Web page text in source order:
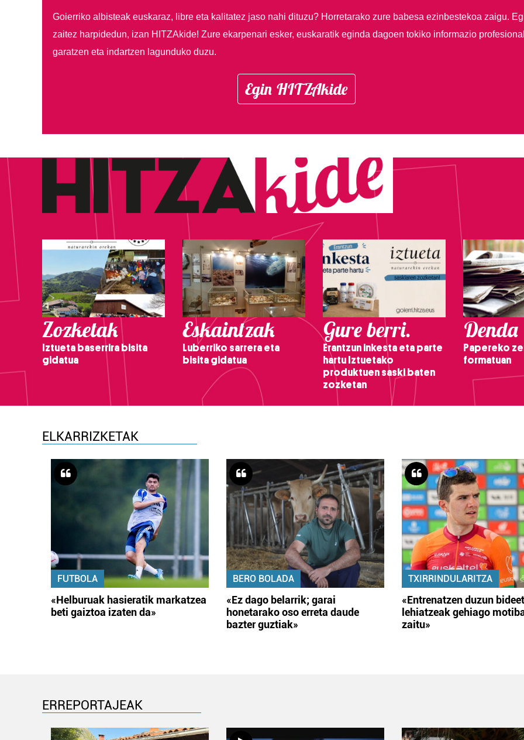
Goierriko albisteak euskaraz, libre eta kalitatez jaso nahi dituzu? Horretarako zure babesa ezinbestekoa zaigu.
zaitez harpidedun, izan HITZAkide! Zure ekarpenari esker, euskaratik eginda dagoen tokiko informazio
garatzen eta indartzen lagunduko duzu.
Egin HITZAkide
Zozketak
Iztueta baserrira bisita
gidatua
Eskaintzak
Luberriko sarrera eta
bisita gidatua
Gure berri.
Erantzun inkesta eta parte
hartu Iztuetako
produktuen saski baten
zozketan
Denda
Papereko
formatuan
ELKARRIZKETAK
FUTBOLA
«Helburuak hasieratik markatzea
beti gaiztoa izaten da»
BERO BOLADA
«Ez dago belarrik; garai
honetarako oso erreta daude
bazter guztiak»
TXIRRINDULARITZA
«Entrenatzen duzun
lehiatzeak gehiago
zaitu»
ERREPORTAJEAK